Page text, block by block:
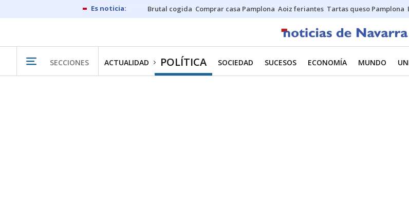
Brutal cogida Comprar casa Pamplona Aoiz feriantes Tartas queso Pamplona
SECCIONES ACTUALIDAD POLÍTICA SOCIEDAD SUCESOS ECONOMÍA MUNDO